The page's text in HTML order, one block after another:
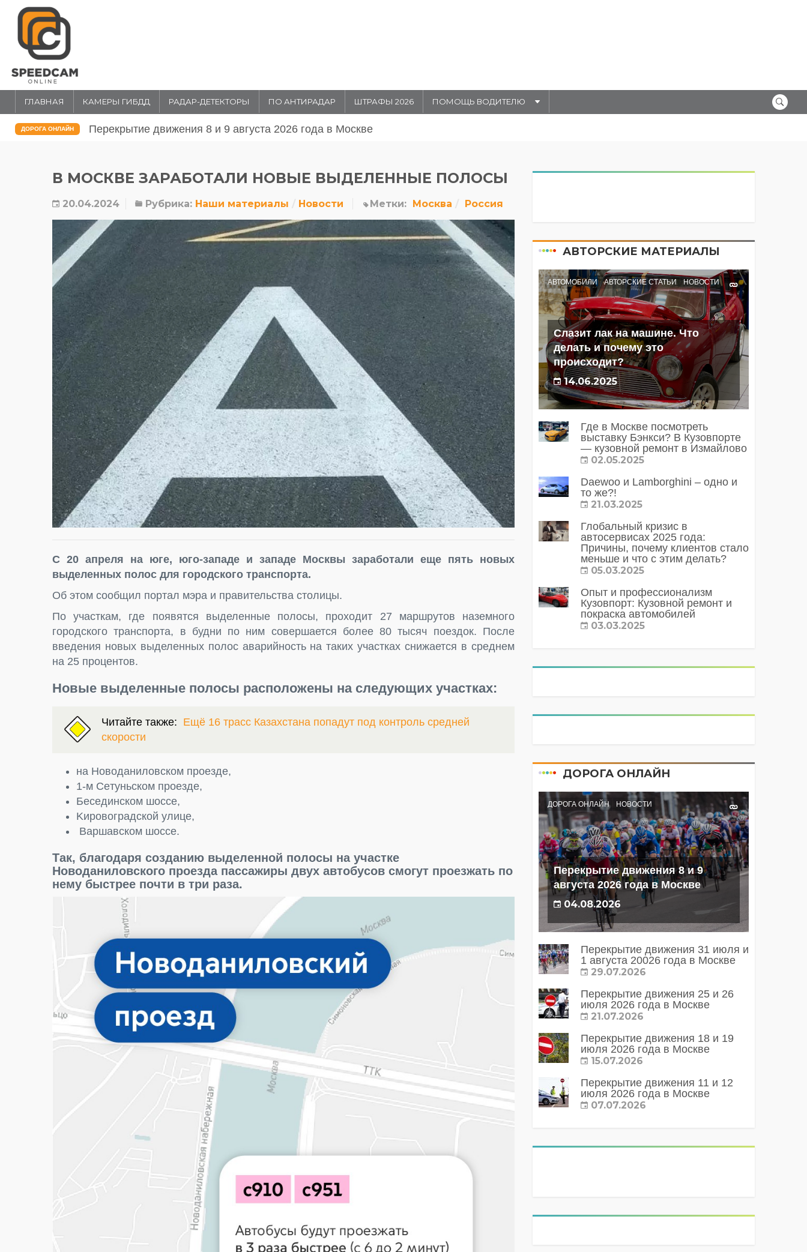
ГЛАВНАЯ КАМЕРЫ ГИБДД РАДАР-ДЕТЕКТОРЫ ПО АНТИРАДАР ШТРАФЫ 2026 ПОМОЩЬ ВОДИТЕЛЮ
ДОРОГА ОНЛАЙН Перекрытие движения 31 июля и 1 августа 20026 года в Москве
В МОСКВЕ ЗАРАБОТАЛИ НОВЫЕ ВЫДЕЛЕННЫЕ ПОЛОСЫ
20.04.2024 Рубрика: Наши материалы Новости Метки: Москва Россия
С 20 апреля на юге, юго-западе и западе Москвы заработали еще пять новых
выделенных полос для городского транспорта.
Об этом сообщил портал мэра и правительства столицы.
По участкам, где появятся выделенные полосы, проходит 27 маршрутов наземного
городского транспорта, в будни по ним совершается более 80 тысяч поездок. После
введения новых выделенных полос аварийность на таких участках снижается в среднем
на 25 процентов.
Hoвыe выдeлeнныe пoлocы pacпoлoжeны на следующих участках:
Читайте также: Ещё 16 трасс Казахстана попадут под контроль средней
скорости
нa Hoвoдaнилoвcкoм пpoeздe,
1-м Ceтyньcкoм пpoeздe,
Бeceдинcкoм шocce,
Kиpoвoгpaдcкoй yлицe,
Bapшaвcкoм шocce.
Так, благодаря созданию выделенной полосы на участке
Новоданиловского проезда пассажиры двух автобусов смогут проезжать по
нему быстрее почти в три раза.
АВТОРСКИЕ МАТЕРИАЛЫ
АВТОМОБИЛИ АВТОРСКИЕ СТАТЬИ НОВОСТИ
Слазит лак на машине. Что
делать и почему это
происходит?
14.06.2025
Где в Москве посмотреть
выставку Бэнкси? В Кузовпорте
— кузовной ремонт в Измайлово
02.05.2025
Daewoo и Lamborghini – одно и
то же?!
21.03.2025
Глобальный кризис в
автосервисах 2025 года:
Причины, почему клиентов стало
меньше и что с этим делать?
05.03.2025
Опыт и профессионализм
Кузовпорт: Кузовной ремонт и
покраска автомобилей
03.03.2025
ДОРОГА ОНЛАЙН
ДОРОГА ОНЛАЙН НОВОСТИ
Перекрытие движения 8 и 9
августа 2026 года в Москве
04.08.2026
Перекрытие движения 31 июля и
1 августа 20026 года в Москве
29.07.2026
Перекрытие движения 25 и 26
июля 2026 года в Москве
21.07.2026
Перекрытие движения 18 и 19
июля 2026 года в Москве
15.07.2026
Перекрытие движения 11 и 12
июля 2026 года в Москве
07.07.2026